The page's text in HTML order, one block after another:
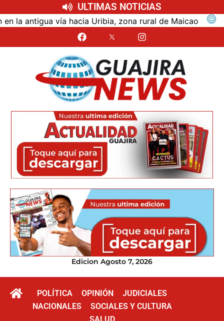
ULTIMAS NOTICIAS
vía hacia Uribia, zona rural de Maicao
Edicion Agosto 7, 2026
POLÍTICA OPINIÓN
JUDICIALES
NACIONALES
SOCIALES Y CULTURA